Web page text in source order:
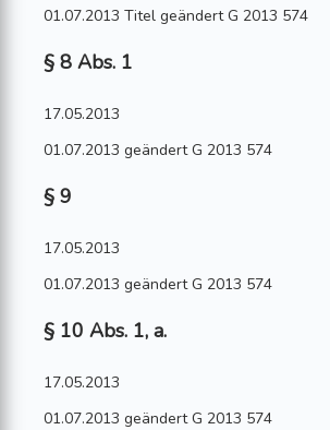
01.07.2013 Titel geändert G 2013 574
§ 8 Abs. 1
17.05.2013
01.07.2013 geändert G 2013 574
§ 9
17.05.2013
01.07.2013 geändert G 2013 574
§ 10 Abs. 1, a.
17.05.2013
01.07.2013 geändert G 2013 574